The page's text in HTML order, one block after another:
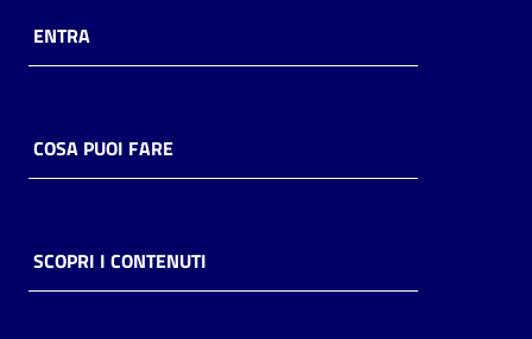
Risorse
online
Casa
Piani
ENTRA
COSA PUOI FARE
SCOPRI I CONTENUTI